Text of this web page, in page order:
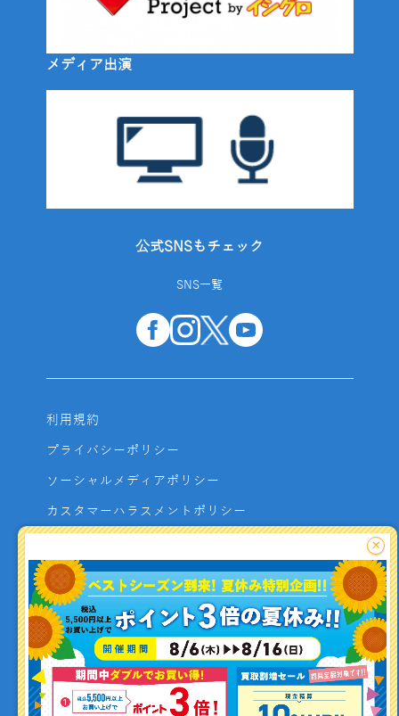
釣り情報を
投稿する
メディア出演
公式SNSもチェック
SNS一覧
利用規約
プライバシーポリシー
ソーシャルメディアポリシー
カスタマーハラスメントポリシー
よくあるご質問
お問い合わせ
利用者資金の保全方法
×